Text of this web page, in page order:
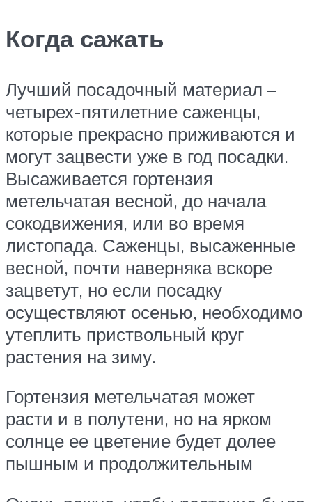
Когда сажать
Лучший посадочный материал –
четырех-пятилетние саженцы,
которые прекрасно приживаются и
могут зацвести уже в год посадки.
Высаживается гортензия
метельчатая весной, до начала
сокодвижения, или во время
листопада. Саженцы, высаженные
весной, почти наверняка вскоре
зацветут, но если посадку
осуществляют осенью, необходимо
утеплить приствольный круг
растения на зиму.
Гортензия метельчатая может
расти и в полутени, но на ярком
солнце ее цветение будет долее
пышным и продолжительным